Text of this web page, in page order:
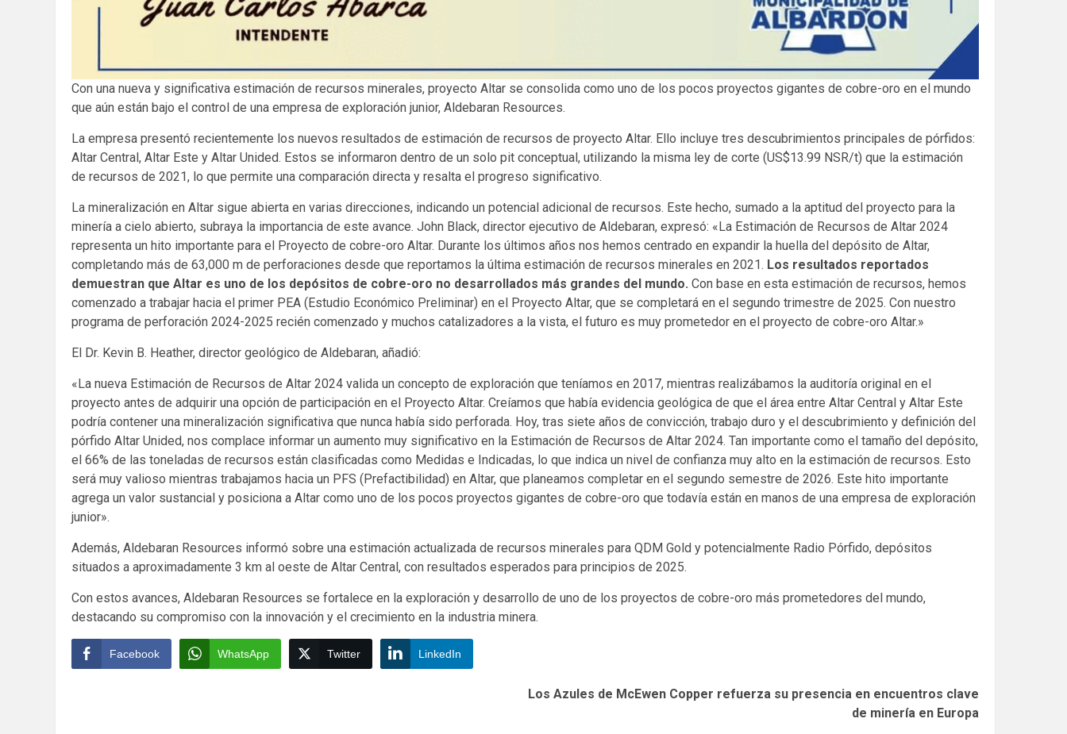
Con una nueva y significativa estimación de recursos minerales, proyecto Altar se consolida como uno de los pocos proyectos gigantes de cobre-oro en el mundo
que aún están bajo el control de una empresa de exploración junior, Aldebaran Resources.
La empresa presentó recientemente los nuevos resultados de estimación de recursos de proyecto Altar. Ello incluye tres descubrimientos principales de pórfidos:
Altar Central, Altar Este y Altar Unided. Estos se informaron dentro de un solo pit conceptual, utilizando la misma ley de corte (US$13.99 NSR/t) que la estimación
de recursos de 2021, lo que permite una comparación directa y resalta el progreso significativo.
La mineralización en Altar sigue abierta en varias direcciones, indicando un potencial adicional de recursos. Este hecho, sumado a la aptitud del proyecto para la
minería a cielo abierto, subraya la importancia de este avance. John Black, director ejecutivo de Aldebaran, expresó: «La Estimación de Recursos de Altar 2024
representa un hito importante para el Proyecto de cobre-oro Altar. Durante los últimos años nos hemos centrado en expandir la huella del depósito de Altar,
completando más de 63,000 m de perforaciones desde que reportamos la última estimación de recursos minerales en 2021. Los resultados reportados
demuestran que Altar es uno de los depósitos de cobre-oro no desarrollados más grandes del mundo. Con base en esta estimación de recursos, hemos
comenzado a trabajar hacia el primer PEA (Estudio Económico Preliminar) en el Proyecto Altar, que se completará en el segundo trimestre de 2025. Con nuestro
programa de perforación 2024-2025 recién comenzado y muchos catalizadores a la vista, el futuro es muy prometedor en el proyecto de cobre-oro Altar.»
El Dr. Kevin B. Heather, director geológico de Aldebaran, añadió:
«La nueva Estimación de Recursos de Altar 2024 valida un concepto de exploración que teníamos en 2017, mientras realizábamos la auditoría original en el
proyecto antes de adquirir una opción de participación en el Proyecto Altar. Creíamos que había evidencia geológica de que el área entre Altar Central y Altar Este
podría contener una mineralización significativa que nunca había sido perforada. Hoy, tras siete años de convicción, trabajo duro y el descubrimiento y definición del
pórfido Altar Unided, nos complace informar un aumento muy significativo en la Estimación de Recursos de Altar 2024. Tan importante como el tamaño del depósito,
el 66% de las toneladas de recursos están clasificadas como Medidas e Indicadas, lo que indica un nivel de confianza muy alto en la estimación de recursos. Esto
será muy valioso mientras trabajamos hacia un PFS (Prefactibilidad) en Altar, que planeamos completar en el segundo semestre de 2026. Este hito importante
agrega un valor sustancial y posiciona a Altar como uno de los pocos proyectos gigantes de cobre-oro que todavía están en manos de una empresa de exploración
junior».
Además, Aldebaran Resources informó sobre una estimación actualizada de recursos minerales para QDM Gold y potencialmente Radio Pórfido, depósitos
situados a aproximadamente 3 km al oeste de Altar Central, con resultados esperados para principios de 2025.
Con estos avances, Aldebaran Resources se fortalece en la exploración y desarrollo de uno de los proyectos de cobre-oro más prometedores del mundo,
destacando su compromiso con la innovación y el crecimiento en la industria minera.
Facebook WhatsApp Twitter LinkedIn
Los Azules de McEwen Copper refuerza su presencia en encuentros clave
de minería en Europa